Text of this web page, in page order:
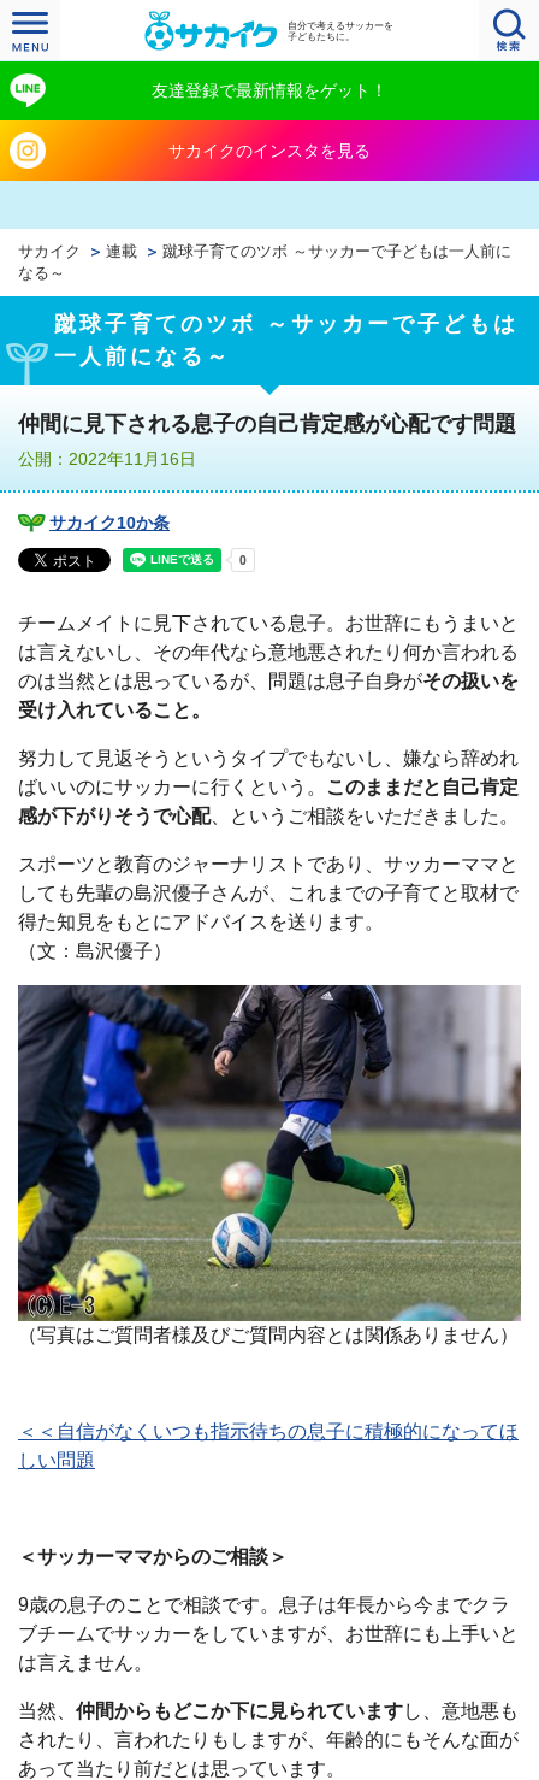
自分で考えるサッカーを
子どもたちに。
友達登録で最新情報をゲット！
サカイクのインスタを見る
サカイク 連載
蹴球子育てのツボ ～サッカーで子どもは一人前に
なる～
蹴球子育てのツボ ～サッカーで子どもは
一人前になる～
仲間に見下される息子の自己肯定感が心配です問題
公開：2022年11月16日
サカイク10か条
チームメイトに見下されている息子。お世辞にもうまいと
は言えないし、その年代なら意地悪されたり何か言われる
のは当然とは思っているが、問題は息子自身がその扱いを
受け入れていること。
努力して見返そうというタイプでもないし、嫌なら辞めれ
ばいいのにサッカーに行くという。
このままだと自己肯定
感が下がりそうで心配、というご相談をいただきました。
スポーツと教育のジャーナリストであり、サッカーママと
しても先輩の島沢優子さんが、これまでの子育てと取材で
得た知見をもとにアドバイスを送ります。
（文：島沢優子）
（写真はご質問者様及びご質問内容とは関係ありません）
＜＜自信がなくいつも指示待ちの息子に積極的になってほ
しい問題
＜サッカーママからのご相談＞
9歳の息子のことで相談です。息子は年長から今までクラ
ブチームでサッカーをしていますが、お世辞にも上手いと
は言えません。
当然、 仲間からもどこか下に見られていますし、意地悪も
されたり、言われたりもしますが、年齢的にもそんな面が
あって当たり前だとは思っています。